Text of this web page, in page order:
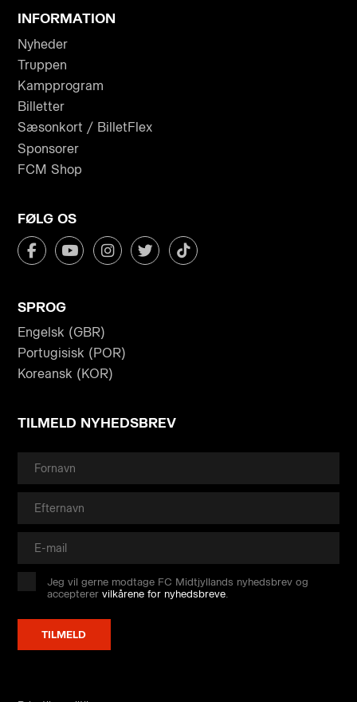
INFORMATION
Nyheder
Truppen
Kampprogram
Billetter
Sæsonkort / BilletFlex
Sponsorer
FCM Shop
FØLG OS
SPROG
Engelsk (GBR)
Portugisisk (POR)
Koreansk (KOR)
TILMELD NYHEDSBREV
Jeg vil gerne modtage FC Midtjyllands nyhedsbrev og
accepterervilkårene for nyhedsbreve